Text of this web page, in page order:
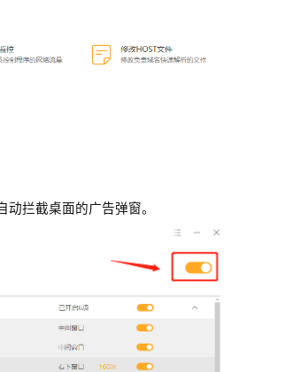
拦截桌面的广告弹窗。
用户资金